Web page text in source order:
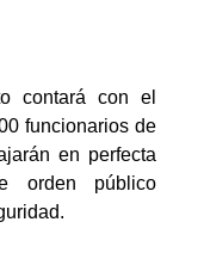
contará con el
funcionarios de
en perfecta
orden público